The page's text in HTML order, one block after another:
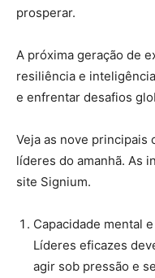
prosperar.
A próxima geração de
resiliência e
e enfrentar desafios
Veja as nove principais
líderes do amanhã. As
site Signium.
Capacidade mental
Líderes eficazes
agir sob pressão e